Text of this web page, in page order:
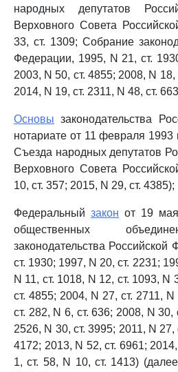
народных депутатов
Верховного Совета
33, ст. 1309; Собрание
Федерации, 1995, N 21, ст.
2003, N 50, ст. 4855; 2008, N 18,
2014, N 19, ст. 2311, N 48, ст.
Основы законодательства
нотариате от 11 февраля 1993
Съезда народных депутатов
Верховного Совета
10, ст. 357; 2015, N 29, ст. 4385);
Федеральный закон от 19
общественных
законодательства
ст. 1930; 1997, N 20, ст. 2231;
N 11, ст. 1018, N 12, ст. 1093, N
ст. 4855; 2004, N 27, ст. 2711,
ст. 282, N 6, ст. 636; 2008, N 30,
2526, N 30, ст. 3995; 2011, N 27,
4172; 2013, N 52, ст. 6961;
1, ст. 58, N 10, ст. 1413)